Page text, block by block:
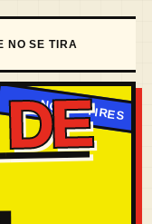
NO SE TIRA
DE